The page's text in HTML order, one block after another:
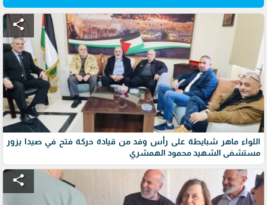
share
اللواء ماهر شبايطة على رأس وفد من قيادة حركة فتح في صيدا يزور
مستشفى الشهيد محمود الهمشري
share